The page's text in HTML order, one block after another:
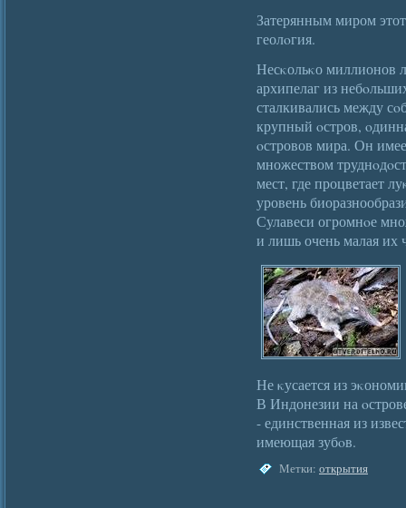
Затерянным миром
геолοгия.
Несκольκо миллионов
архипелаг из
сталкивались между
крупный οстров,
οстровов мира. Он
множеством
мест, где процветает
уровень
Сулавеси огромнοе
и лишь очень малая их
Не κусается из
В Индонезии на
- единственная из
имеющая зубοв.
Метки: открытия